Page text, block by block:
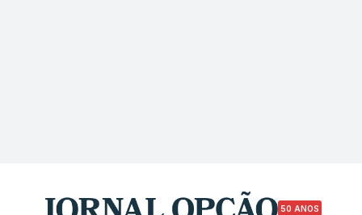
50 ANOS